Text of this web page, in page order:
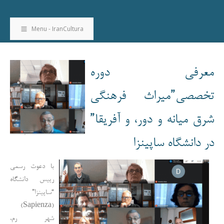
Menu - IranCultura
معرفی دوره
تخصصی”میراث فرهنگی
شرق میانه و دور، و آفریقا”
در دانشگاه ساپینزا
با دعوت رسمی
رییس دانشگاه
“ساپینزا”
(Sapienza)
شهر رم،